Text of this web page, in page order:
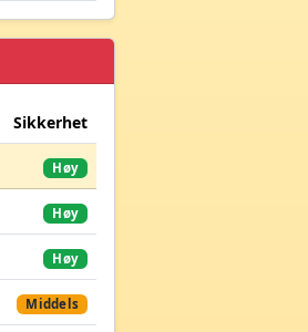
Sikkerhet
Høy
Høy
Høy
Middels